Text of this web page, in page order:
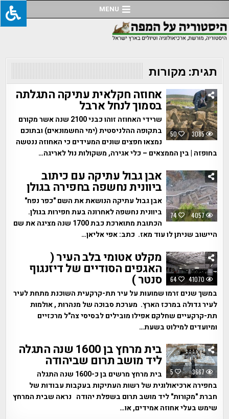
to
content
MENU
תגית: מקורות
50 3085
אחוזה חקלאית עתיקה התגלתה
בסמוך לנחל ארבל
שרידי האחוזה זוהו כבני 2100 שנה אשר מקורם
בתקופה ההלניסטית (ימי החשמונאים) ובתוכם
נמצאו חפצים שונים המעידים כי האחוזה ננטשה
בחופזה | בין הממצאים – כלי אגירה, משקולות נול לאריגה…
74 4057
אבן גבול עתיקה עם כיתוב
ביוונית נחשפה בחפירה בגולן
אבן גבול עתיקה הנושאת את השם "כפר נפח"
ביוונית נחשפה לאחרונה בעת חפירות בגולן.
הכתובת מתוארכת כבת 1700 שנה מציגה את שם
היישוב שניתן לו עוד מאז. כתב: אפי אליאן…
64 41070
מקלט אטומי בלב העיר (
האגפים הסודיים של דיזנגוף
סנטר )
במשך שנים זרמו שמועות על עיר תת-קרקעית השוכנת מתחת לעיר
לעיר גדולה במרכז הארץ. מערכת סבוכה של מנהרות , אולמות
תת-קרקעיים שחלקם אפילו מובילים לבסיסי צה"ל מרכזיים
ומיועדים למילוט בשעת…
5 3667
בית מרחץ בן 1600 שנה התגלה
ליד מושב תרום שביהודה
בית מרחץ מרשים בן כ-1600 שנה התגלה
בחפירה ארכיאולוגית של רשות העתיקות בעקבות עבודות של
חברת "מקורות" ליד מושב תרום בשפלת יהודה נראה שבית המרחץ
שימש בעלי אחוזה אמידים, או…